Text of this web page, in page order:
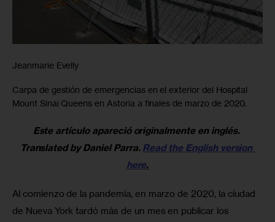
Jeanmarie Evelly
Carpa de gestión de emergencias en el exterior del Hospital
Mount Sinai Queens en Astoria a finales de marzo de 2020.
Este artículo apareció originalmente en inglés.
Translated by Daniel Parra. Read the English version
here.
Al comienzo de la pandemia, en marzo de 2020, la ciudad
de Nueva York tardó más de un mes en publicar los